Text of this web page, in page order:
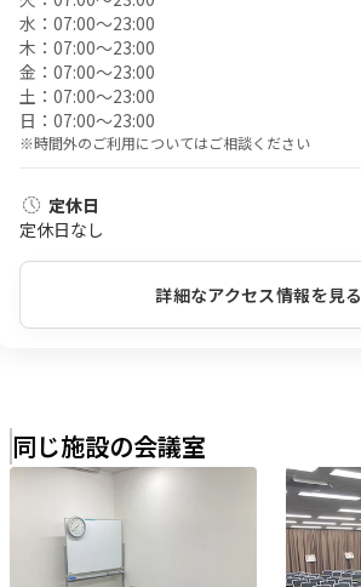
水： 07:00〜23:00
木： 07:00〜23:00
金： 07:00〜23:00
土： 07:00〜23:00
日： 07:00〜23:00
※時間外のご利用についてはご相談ください
定休日
定休日なし
詳細なアクセス情報を見る
同じ施設の会議室